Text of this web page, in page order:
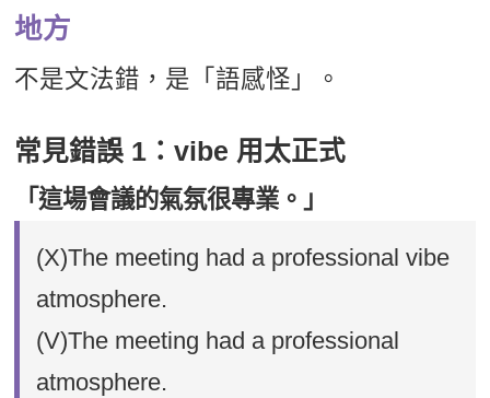
地方
不是文法錯，是「語感怪」。
常見錯誤 1：vibe 用太正式
「這場會議的氣氛很專業。」
(X)The meeting had a professional vibe
atmosphere.
(V)The meeting had a professional
atmosphere.